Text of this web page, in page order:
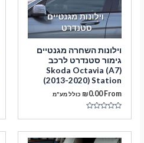
וילונות השחרה מגנטיים
גימור סטנדרט לרכב
Skoda Octavia (A7)
(2013-2020) Station
From
₪0.00 כולל מע"מ